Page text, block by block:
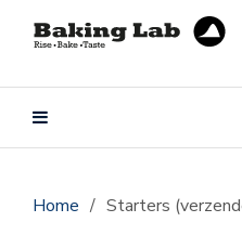
Home / Starters